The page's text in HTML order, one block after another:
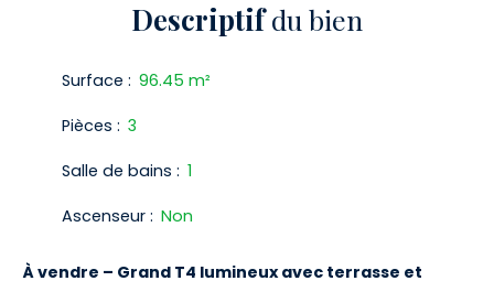
Descriptifdu bien
Surface : 96.45 m²
Pièces : 3
Salle de bains : 1
Ascenseur : Non
À vendre – Grand T4 lumineux avec terrasse et